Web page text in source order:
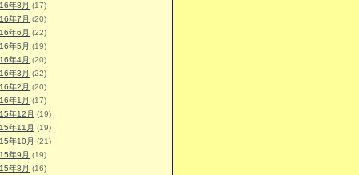
年8月 (17)
年7月 (20)
年6月 (22)
年5月 (19)
年4月 (20)
年3月 (22)
年2月 (20)
年1月 (17)
年12月 (19)
年11月 (19)
年10月 (21)
年9月 (19)
年8月 (16)